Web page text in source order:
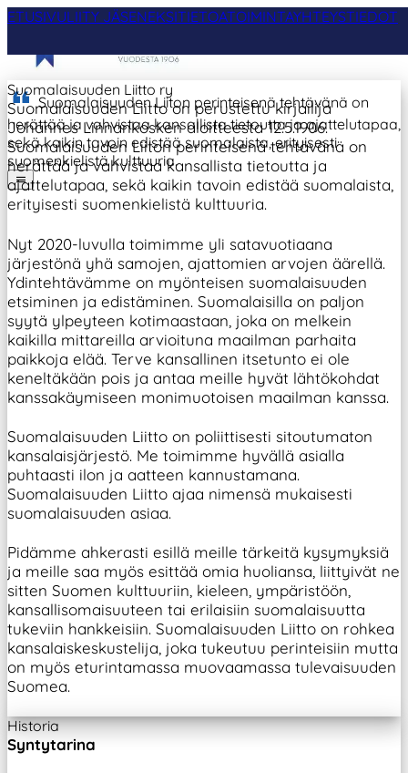
ETUSIVULIITY JÄSENEKSITIETOATOIMINTAYHTEYSTIEDOT
Suomalaisuuden Liiton perinteisenä tehtävänä on
herättää ja vahvistaa kansallista tietoutta ja ajattelutapaa,
sekä kaikin tavoin edistää suomalaista, erityisesti
suomenkielistä kulttuuria.
Suomalaisuuden Liitto ry
Suomalaisuuden Liitto on perustettu kirjailija
Johannes Linnankosken aloitteesta 12.5.1906.
Suomalaisuuden Liiton perinteisenä tehtävänä on
herättää ja vahvistaa kansallista tietoutta ja
ajattelutapaa, sekä kaikin tavoin edistää suomalaista,
erityisesti suomenkielistä kulttuuria.
Nyt 2020-luvulla toimimme yli satavuotiaana
järjestönä yhä samojen, ajattomien arvojen äärellä.
Ydintehtävämme on myönteisen suomalaisuuden
etsiminen ja edistäminen. Suomalaisilla on paljon
syytä ylpeyteen kotimaastaan, joka on melkein
kaikilla mittareilla arvioituna maailman parhaita
paikkoja elää. Terve kansallinen itsetunto ei ole
keneltäkään pois ja antaa meille hyvät lähtökohdat
kanssakäymiseen monimuotoisen maailman kanssa.
Suomalaisuuden Liitto on poliittisesti sitoutumaton
kansalaisjärjestö. Me toimimme hyvällä asialla
puhtaasti ilon ja aatteen kannustamana.
Suomalaisuuden Liitto ajaa nimensä mukaisesti
suomalaisuuden asiaa.
Pidämme ahkerasti esillä meille tärkeitä kysymyksiä
ja meille saa myös esittää omia huoliansa, liittyivät ne
sitten Suomen kulttuuriin, kieleen, ympäristöön,
kansallisomaisuuteen tai erilaisiin suomalaisuutta
tukeviin hankkeisiin. Suomalaisuuden Liitto on rohkea
kansalaiskeskustelija, joka tukeutuu perinteisiin mutta
on myös eturintamassa muovaamassa tulevaisuuden
Suomea.
Historia
Syntytarina